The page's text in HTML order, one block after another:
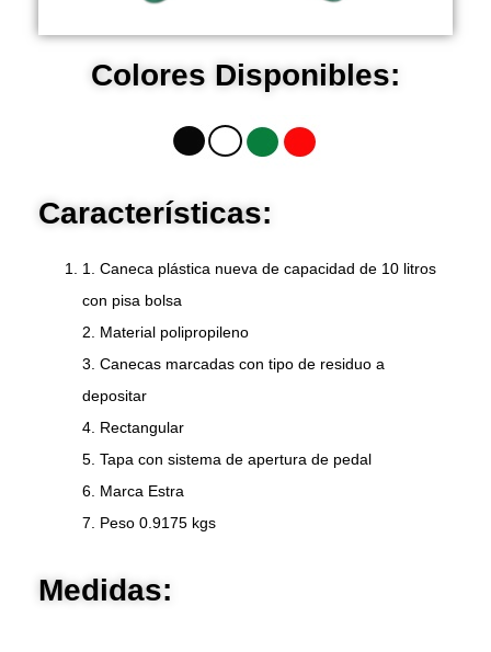
Colores Disponibles:
Características:
1. Caneca plástica nueva de capacidad de 10 litros
con pisa bolsa
2. Material polipropileno
3. Canecas marcadas con tipo de residuo a
depositar
4. Rectangular
5. Tapa con sistema de apertura de pedal
6. Marca Estra
7. Peso 0.9175 kgs
Medidas: